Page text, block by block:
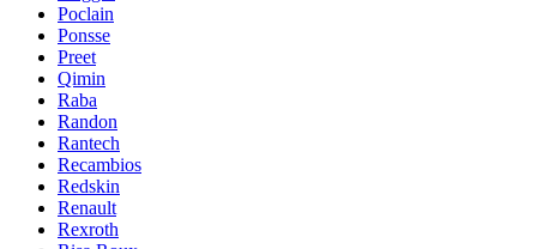
Poclain
Ponsse
Preet
Qimin
Raba
Randon
Rantech
Recambios
Redskin
Renault
Rexroth